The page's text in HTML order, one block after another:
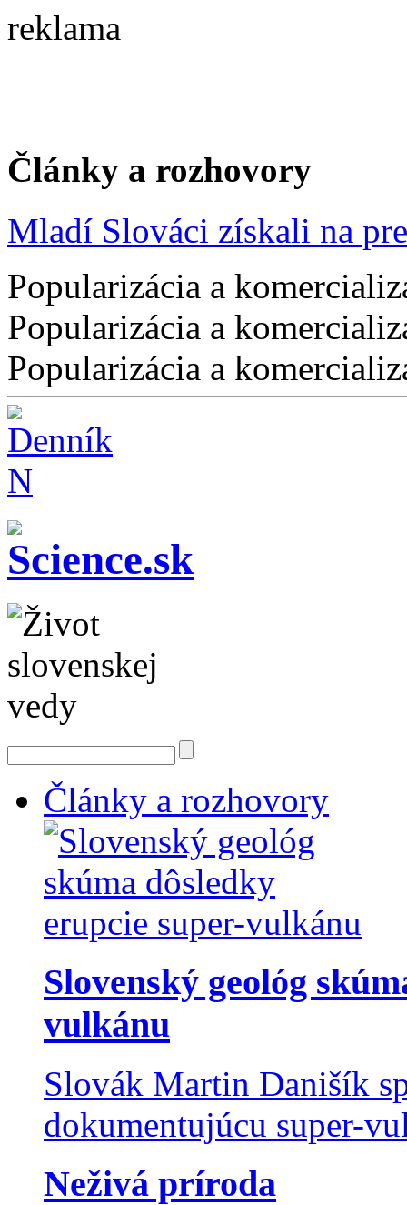
reklama
Články a rozhovory
Mladí Slováci získali na
Popularizácia a
Popularizácia a
Popularizácia a
Články a rozhovory
Slovenský geológ
vulkánu
Slovák Martin Danišík
dokumentujúcu super-
Neživá príroda